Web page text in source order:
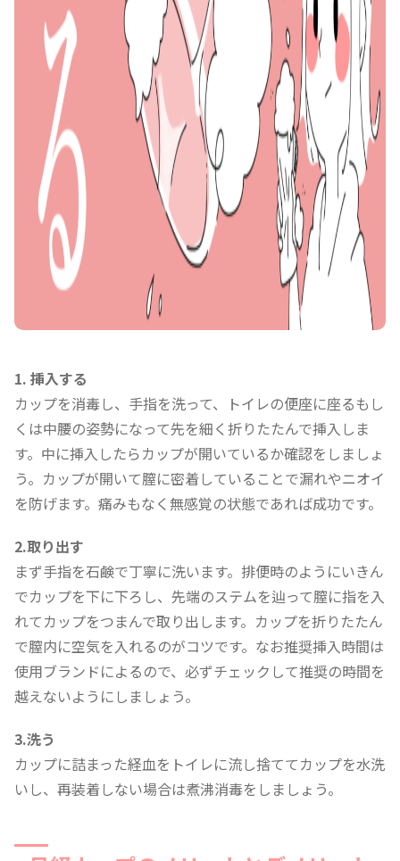
1. 挿入する
カップを消毒し、手指を洗って、トイレの便座に座るもし
くは中腰の姿勢になって先を細く折りたたんで挿入しま
す。中に挿入したらカップが開いているか確認をしましょ
う。カップが開いて膣に密着していることで漏れやニオイ
を防げます。痛みもなく無感覚の状態であれば成功です。
2.取り出す
まず手指を石鹸で丁寧に洗います。排便時のようにいきん
でカップを下に下ろし、先端のステムを辿って膣に指を入
れてカップをつまんで取り出します。カップを折りたたん
で膣内に空気を入れるのがコツです。なお推奨挿入時間は
使用ブランドによるので、必ずチェックして推奨の時間を
越えないようにしましょう。
3.洗う
カップに詰まった経血をトイレに流し捨ててカップを水洗
いし、再装着しない場合は煮沸消毒をしましょう。